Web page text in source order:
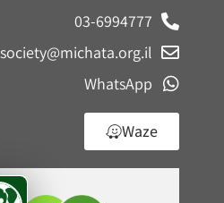
03-6994777
society@michata.org.il
WhatsApp
Waze